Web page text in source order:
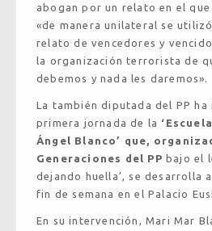
abogan por un relato en el
«de manera unilateral se
relato de vencedores y
la organización terrorista de
debemos y nada les daremos».
La también diputada del PP
primera jornada de la
Ángel Blanco’ que,
Generaciones del PP bajo el
dejando huella’, se desarrolla
fin de semana en el Palacio
En su intervención, Mari Mar